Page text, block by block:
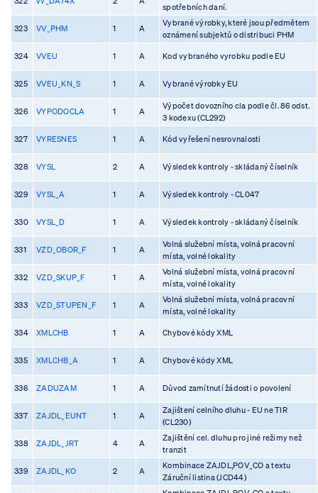
spotřebních daní.
323 VV_PHM 1 A
Vybrané výrobky, které jsou předmětem
oznámení subjektů o distribuci PHM
324 VVEU 1 A Kod vybraného vyrobku podle EU
325 VVEU_KN_S 1 A Vybrané výrobky EU
326 VYPODOCLA 1 A
Výpočet dovozního cla podle čl. 86 odst.
3 kodexu (CL292)
327 VYRESNES 1 A Kód vyřešení nesrovnalosti
328 VYSL 2 A Výsledek kontroly - skládaný číselník
329 VYSL_A 1 A Výsledek kontroly - CL047
330 VYSL_D 1 A Výsledek kontroly - skládaný číselník
331 VZD_OBOR_F 1 A
Volná služební místa, volná pracovní
místa, volné lokality
332 VZD_SKUP_F 1 A
Volná služební místa, volná pracovní
místa, volné lokality
333 VZD_STUPEN_F 1 A
Volná služební místa, volná pracovní
místa, volné lokality
334 XMLCHB 1 A Chybové kódy XML
335 XMLCHB_A 1 A Chybové kódy XML
336 ZADUZAM 1 A Důvod zamítnutí žádosti o povolení
337 ZAJDL_EUNT 1 A
Zajištení celního dluhu - EU ne TIR
(CL230)
338 ZAJDL_JRT 4 A
Zajištění cel. dluhu pro jiné režimy než
tranzit
339 ZAJDL_KO 2 A
Kombinace ZAJDL,POV_CO a textu
Záruční listina (JCD44)